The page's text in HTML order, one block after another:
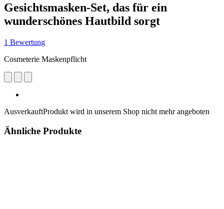
Gesichtsmasken-Set, das für ein
wunderschönes Hautbild sorgt
1 Bewertung
Cosmeterie Maskenpflicht
AusverkauftProdukt wird in unserem Shop nicht mehr angeboten
Ähnliche Produkte